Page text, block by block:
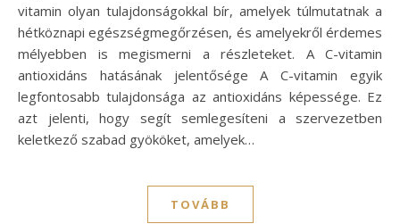
vitamin olyan tulajdonságokkal bír, amelyek túlmutatnak a
hétköznapi egészségmegőrzésen, és amelyekről érdemes
mélyebben is megismerni a részleteket. A C-vitamin
antioxidáns hatásának jelentősége A C-vitamin egyik
legfontosabb tulajdonsága az antioxidáns képessége. Ez
azt jelenti, hogy segít semlegesíteni a szervezetben
keletkező szabad gyököket, amelyek…
TOVÁBB